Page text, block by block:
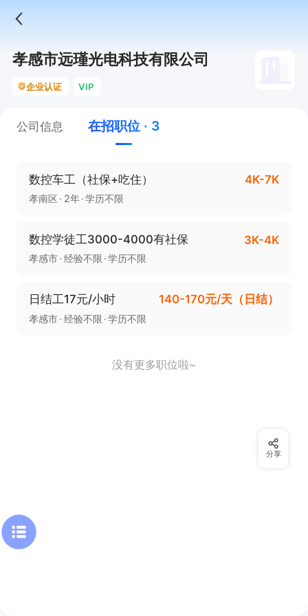
孝感市远瑾光电科技有限公司
企业认证 VIP
公司信息 在招职位 · 3
数控车工（社保+吃住） 4K-7K
孝南区 2年 学历不限
数控学徒工3000-4000有社保 3K-4K
孝感市 经验不限 学历不限
日结工17元/小时 140-170元/天（日结）
孝感市 经验不限 学历不限
没有更多职位啦~
分享